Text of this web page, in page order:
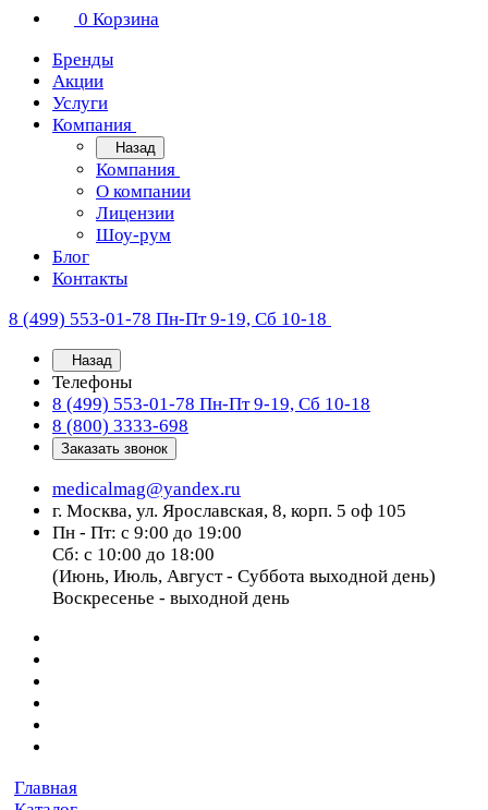
0 Корзина
Бренды
Акции
Услуги
Компания
Назад
Компания
О компании
Лицензии
Шоу-рум
Блог
Контакты
8 (499) 553-01-78 Пн-Пт 9-19, Сб 10-18
Назад
Телефоны
8 (499) 553-01-78 Пн-Пт 9-19, Сб 10-18
8 (800) 3333-698
Заказать звонок
medicalmag@yandex.ru
г. Москва, ул. Ярославская, 8, корп. 5 оф 105
Пн - Пт: с 9:00 до 19:00
Сб: с 10:00 до 18:00
(Июнь, Июль, Август - Суббота выходной день)
Воскресенье - выходной день
Главная